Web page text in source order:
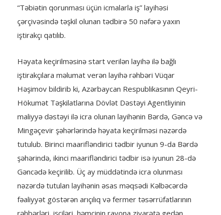
“Təbiətin qorunması üçün icmalarla iş” layihəsi
çərçivəsində təşkil olunan tədbirə 50 nəfərə yaxın
iştirakçı qatılıb.
Həyata keçirilməsinə start verilən layihə ilə bağlı
iştirakçılara məlumat verən layihə rəhbəri Vüqar
Həşimov bildirib ki, Azərbaycan Respublikasının Qeyri-
Hökumət Təşkilatlarına Dövlət Dəstəyi Agentliyinin
maliyyə dəstəyi ilə icra olunan layihənin Bərdə, Gəncə və
Mingəçevir şəhərlərində həyata keçirilməsi nəzərdə
tutulub. Birinci maarifləndirici tədbir iyunun 9-da Bərdə
şəhərində, ikinci maarifləndirici tədbir isə iyunun 28-də
Gəncədə keçirilib. Üç ay müddətində icra olunması
nəzərdə tutulan layihənin əsas məqsədi Kəlbəcərdə
fəaliyyət göstərən arıçılıq və fermer təsərrüfatlarının
rəhbərləri, işçiləri, həmçinin rayona ziyarətə gedən